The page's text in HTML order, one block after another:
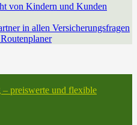
von Kindern und Kunden
in allen Versicherungsfragen
preiswerte und flexible